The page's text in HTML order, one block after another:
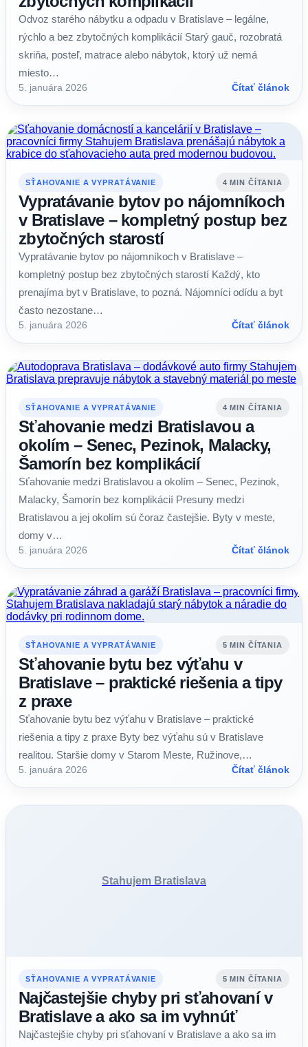
Odvoz starého nábytku a odpadu v Bratislave – legálne,
rýchlo a bez zbytočných komplikácií Starý gauč, rozobratá
skriňa, posteľ, matrace alebo nábytok, ktorý už nemá
miesto…
5. januára 2026 Čítať článok
SŤAHOVANIE A VYPRATÁVANIE 4 MIN ČÍTANIA
Vypratávanie bytov po nájomníkoch
v Bratislave – kompletný postup bez
zbytočných starostí
Vypratávanie bytov po nájomníkoch v Bratislave –
kompletný postup bez zbytočných starostí Každý, kto
prenajíma byt v Bratislave, to pozná. Nájomníci odídu a byt
často nezostane…
5. januára 2026 Čítať článok
SŤAHOVANIE A VYPRATÁVANIE 4 MIN ČÍTANIA
Sťahovanie medzi Bratislavou a
okolím – Senec, Pezinok, Malacky,
Šamorín bez komplikácií
Sťahovanie medzi Bratislavou a okolím – Senec, Pezinok,
Malacky, Šamorín bez komplikácií Presuny medzi
Bratislavou a jej okolím sú čoraz častejšie. Byty v meste,
domy v…
5. januára 2026 Čítať článok
SŤAHOVANIE A VYPRATÁVANIE 5 MIN ČÍTANIA
Sťahovanie bytu bez výťahu v
Bratislave – praktické riešenia a tipy
z praxe
Sťahovanie bytu bez výťahu v Bratislave – praktické
riešenia a tipy z praxe Byty bez výťahu sú v Bratislave
realitou. Staršie domy v Starom Meste, Ružinove,…
5. januára 2026 Čítať článok
Stahujem Bratislava
SŤAHOVANIE A VYPRATÁVANIE 5 MIN ČÍTANIA
Najčastejšie chyby pri sťahovaní v
Bratislave a ako sa im vyhnúť
Najčastejšie chyby pri sťahovaní v Bratislave a ako sa im